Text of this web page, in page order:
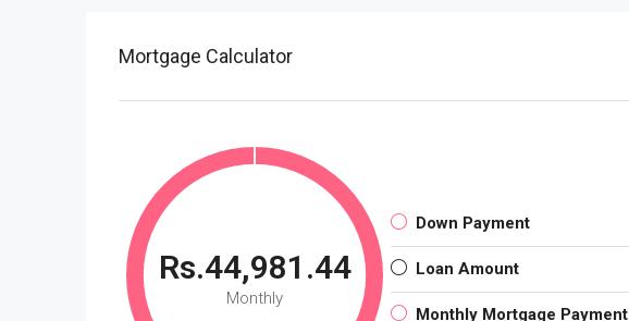
Mortgage Calculator
Rs.44,981.44
Monthly
Down Payment
Loan Amount
Monthly Mortgage Payment